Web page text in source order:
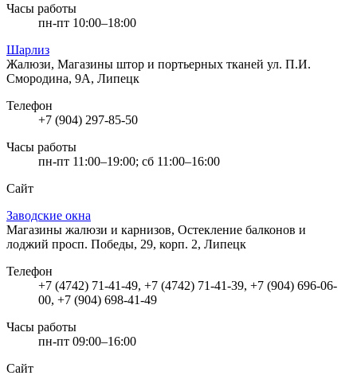
Часы работы
пн-пт 10:00–18:00
Шарлиз
Жалюзи, Магазины штор и портьерных тканей ул. П.И.
Смородина, 9А, Липецк
Телефон
+7 (904) 297-85-50
Часы работы
пн-пт 11:00–19:00; сб 11:00–16:00
Сайт
Заводские окна
Магазины жалюзи и карнизов, Остекление балконов и
лоджий просп. Победы, 29, корп. 2, Липецк
Телефон
+7 (4742) 71-41-49, +7 (4742) 71-41-39, +7 (904) 696-06-
00, +7 (904) 698-41-49
Часы работы
пн-пт 09:00–16:00
Сайт